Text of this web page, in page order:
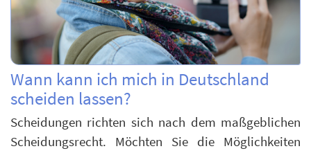
Wann kann ich mich in Deutschland
scheiden lassen?
Scheidungen richten sich nach dem maßgeblichen
Scheidungsrecht. Möchten Sie die Möglichkeiten